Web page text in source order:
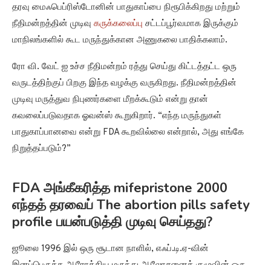
தரவு மைஃபெப்ரிஸ்டோனின் பாதுகாப்பை நிரூபிக்கிறது மற்றும்
நீதிமன்றத்தின் முடிவு கருக்கலைப்பு சட்டப்பூர்வமாக இருக்கும்
மாநிலங்களில் கூட மருந்துக்கான அணுகலை பாதிக்கலாம்.
ரோ வி. வேட் ஐ உச்ச நீதிமன்றம் ரத்து செய்து கிட்டத்தட்ட ஒரு
வருடத்திற்குப் பிறகு இந்த வழக்கு வருகிறது. நீதிமன்றத்தின்
முடிவு மருத்துவ நிபுணர்களை மீறக்கூடும் என்று தான்
கவலைப்படுவதாக ஓவன்ஸ் கூறுகிறார். “எந்த மருந்துகள்
பாதுகாப்பானவை என்று FDA கூறவில்லை என்றால், அது எங்கே
நிறுத்தப்படும்?”
FDA அங்கீகரித்த mifepristone 2000
எந்தத் தரவைப் The abortion pills safety
profile பயன்படுத்தி முடிவு செய்தது?
ஜூலை 1996 இல் ஒரு சூடான நாளில், எஃப்.டி.ஏ-வின்